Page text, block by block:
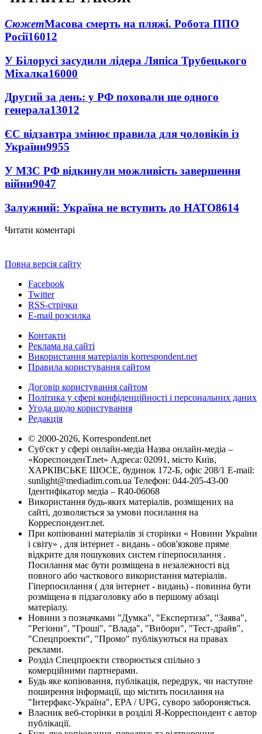
СюжетМасова смерть на пляжі. Робота ППО
Росії16012
У Білорусі засудили лідера Ляпіса Трубецького
Міхалка16000
Другий за день: у РФ поховали ще одного
генерала13012
ЄС відзавтра змінює правила для чоловіків із
України9955
У МЗС РФ відкинули можливість завершення
війни9047
Залужний: Україна не вступить до НАТО8614
Читати коментарі
Повна версія сайту
Facebook
Twitter
RSS-стрічки
E-mail розсилка
Контакти
Реклама на сайті
Використання матеріалів korrespondent.net
Правила користування сайтом
Договір користування сайтом
Політика у сфері конфіденційності і персональних даних
Угода щодо користування
Редакція
© 2000-2026, Korrespondent.net
Суб'єкт у сфері онлайн-медіа Назва онлайн-медіа –
«КореспонденТ.net» Адреса: 02091, місто Київ,
ХАРКІВСЬКЕ ШОСЕ, будинок 172-Б, офіс 208/1 E-mail:
sunlight@mediadim.com.ua Телефон: 044-205-43-00
Ідентифікатор медіа – R40-06068
Використання будь-яких матеріалів, розміщених на
сайті, дозволяється за умови посилання на
Корреспондент.net.
При копіюванні матеріалів зі сторінки « Новини України
і світу» , для інтернет - видань - обов'язкове пряме
відкрите для пошукових систем гіперпосилання .
Посилання має бути розміщена в незалежності від
повного або часткового використання матеріалів.
Гіперпосилання ( для інтернет - видань) - повинна бути
розміщена в підзаголовку або в першому абзаці
матеріалу.
Новини з позначками "Думка", "Експертиза", "Заява",
"Регіони", "Гроші", "Влада", "Вибори", "Тест-драйв",
"Спецпроекти", "Промо" публікуються на правах
реклами.
Розділ Спецпроекти створюється спільно з
комерційними партнерами.
Будь яке копіювання, публікація, передрук, чи наступне
поширення інформації, що містить посилання на
"Інтерфакс-Україна", EPA / UPG, суворо забороняється.
Власник веб-сторінки в розділі Я-Корреспондент є автор
публікації.